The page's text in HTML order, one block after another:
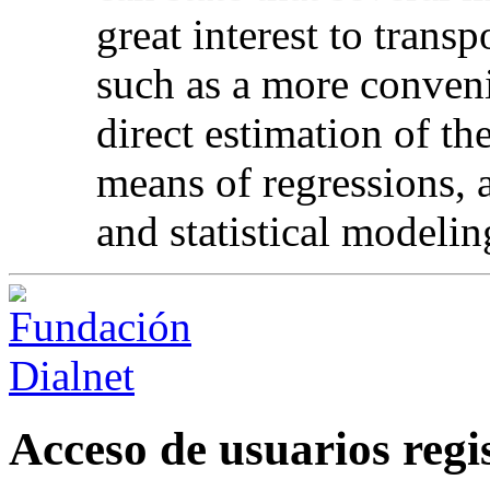
great interest to
such as a more
direct estimation of
means of
and statistical
Acceso de usuarios